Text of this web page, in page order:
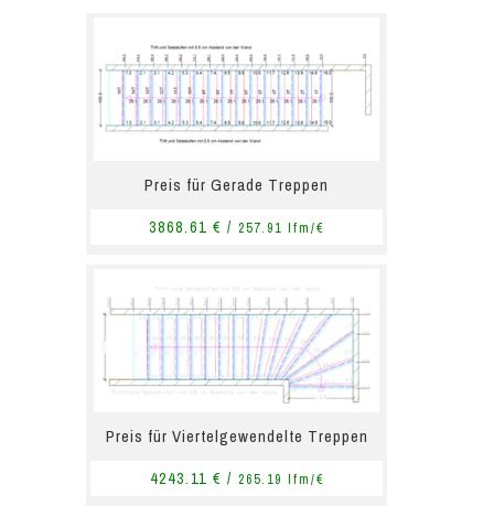
Preis für Gerade Treppen
3868.61 € / 257.91 lfm/€
Preis für Viertelgewendelte Treppen
4243.11 € / 265.19 lfm/€